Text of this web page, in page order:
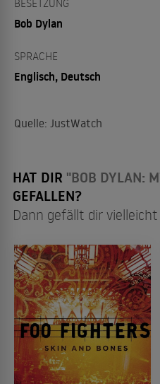
BESETZUNG
Bob Dylan
SPRACHE
Englisch, Deutsch
Quelle: JustWatch
HAT DIR "BOB DYLAN:
GEFALLEN?
Dann gefällt dir